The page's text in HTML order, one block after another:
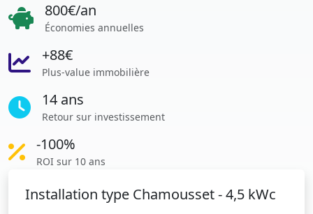
800€/an
Économies annuelles
+88€
Plus-value immobilière
14 ans
Retour sur investissement
-100%
ROI sur 10 ans
Installation type Chamousset - 4,5 kWc